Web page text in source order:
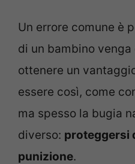
Un errore comune è
di un bambino
ottenere un
essere così, come
ma spesso la bugia
diverso: proteggersi
punizione.